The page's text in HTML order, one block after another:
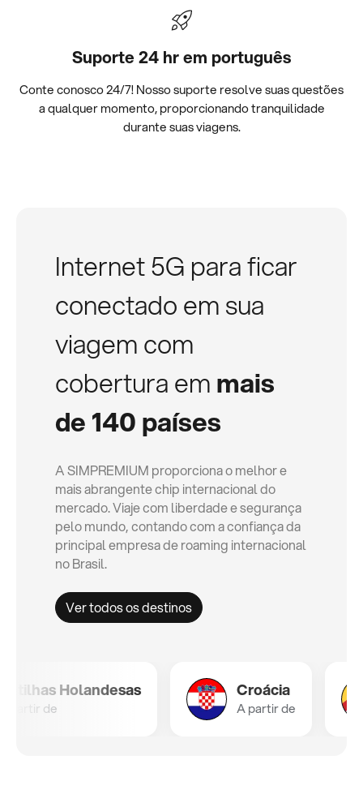
Suporte 24 hr em português
Conte conosco 24/7! Nosso suporte resolve suas questões
a qualquer momento, proporcionando tranquilidade
durante suas viagens.
Internet 5G para ficar
conectado em sua
viagem com
cobertura emmais
de 140 países
A SIMPREMIUM proporciona o melhor e
mais abrangente chip internacional do
mercado. Viaje com liberdade e segurança
pelo mundo, contando com a confiança da
principal empresa de roaming internacional
no Brasil.
Ver todos os destinos
Holandesas Croácia
A partir de